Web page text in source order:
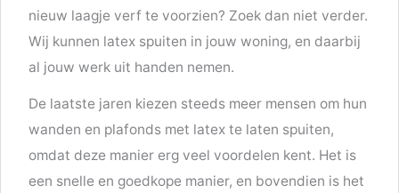
nieuw laagje verf te voorzien? Zoek dan niet verder.
Wij kunnen latex spuiten in jouw woning, en daarbij
al jouw werk uit handen nemen.
De laatste jaren kiezen steeds meer mensen om hun
wanden en plafonds met latex te laten spuiten,
omdat deze manier erg veel voordelen kent. Het is
een snelle en goedkope manier, en bovendien is het